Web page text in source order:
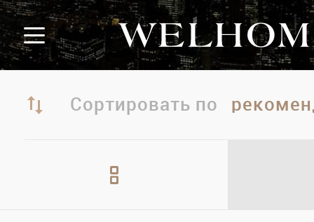
Сортировать по